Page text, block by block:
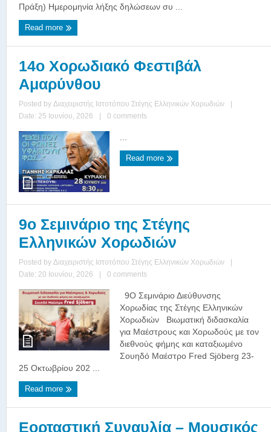
Πράξη) Ημερομηνία λήξης δηλώσεων συ ...
Read more
14ο Χορωδιακό Φεστιβάλ
Αμαρύνθου
Posted by Διαχειριστής Ιστοτόπου Στέγης Ελληνικών Χορωδιών
|
Date: 25 Ιουνίου, 2026
| 0 comments
Read more
9ο Σεμινάριο της Στέγης
Ελληνικών Χορωδιών
Posted by Διαχειριστής Ιστοτόπου Στέγης Ελληνικών Χορωδιών
|
Date: 20 Ιουνίου, 2026
| 0 comments
9Ο Σεμινάριο Διεύθυνσης
Χορωδίας της Στέγης Ελληνικών
Χορωδιών Βιωματική διδασκαλία
για Μαέστρους και Χορωδούς με τον
διεθνούς φήμης και καταξιωμένο
Σουηδό Μαέστρο Fred Sjöberg 23-
25 Οκτωβρίου 202 ...
Read more
Εορταστική Συναυλία – Μουσικός